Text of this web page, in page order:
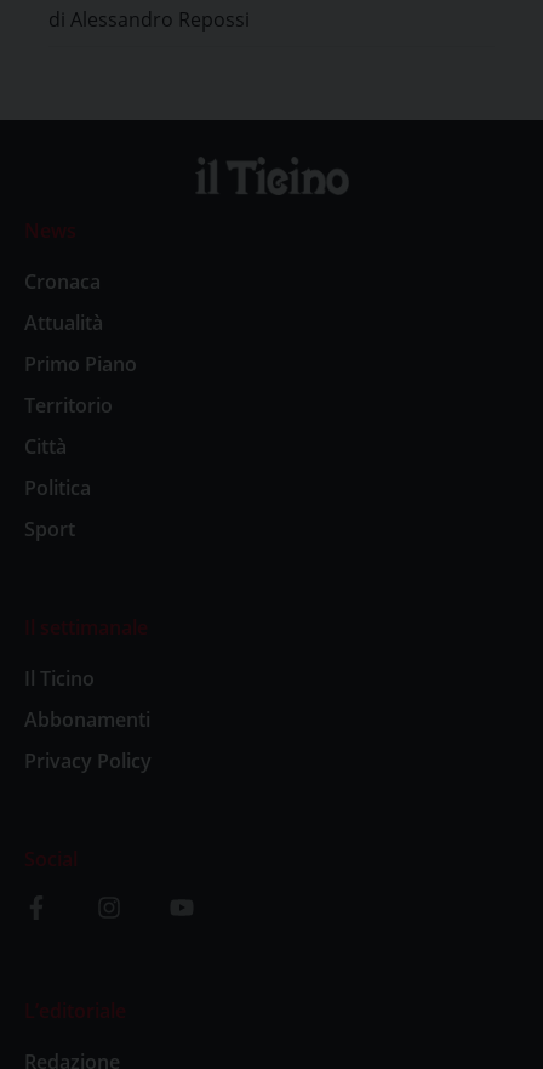
di Alessandro Repossi
News
Cronaca
Attualità
Primo Piano
Territorio
Città
Politica
Sport
Il settimanale
Il Ticino
Abbonamenti
Privacy Policy
Social
L’editoriale
Redazione